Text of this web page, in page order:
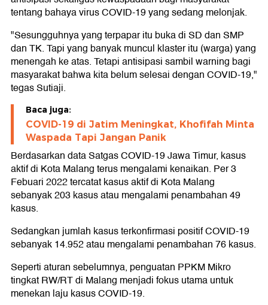
tentang bahaya virus COVID-19 yang sedang melonjak.
"Sesungguhnya yang terpapar itu buka di SD dan SMP
dan TK. Tapi yang banyak muncul klaster itu (warga) yang
menengah ke atas. Tetapi antisipasi sambil warning bagi
masyarakat bahwa kita belum selesai dengan COVID-19,"
tegas Sutiaji.
Baca juga:
COVID-19 di Jatim Meningkat, Khofifah Minta
Waspada Tapi Jangan Panik
Berdasarkan data Satgas COVID-19 Jawa Timur, kasus
aktif di Kota Malang terus mengalami kenaikan. Per 3
Febuari 2022 tercatat kasus aktif di Kota Malang
sebanyak 203 kasus atau mengalami penambahan 49
kasus.
Sedangkan jumlah kasus terkonfirmasi positif COVID-19
sebanyak 14.952 atau mengalami penambahan 76 kasus.
Seperti aturan sebelumnya, penguatan PPKM Mikro
tingkat RW/RT di Malang menjadi fokus utama untuk
menekan laju kasus COVID-19.